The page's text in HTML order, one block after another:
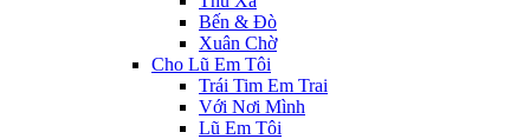
Bến & Đò
Xuân Chờ
Cho Lũ Em Tôi
Trái Tim Em Trai
Với Nơi Mình
Lũ Em Tôi